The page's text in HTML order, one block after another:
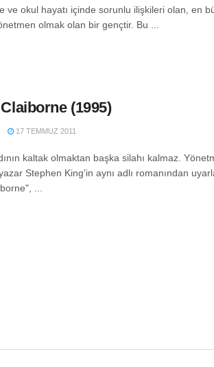
ve okul hayatı içinde sorunlu ilişkileri olan, en
olmak olan bir gençtir. Bu ...
(1995)
17 TEMMUZ 2011
kaltak olmaktan başka silahı kalmaz.
Stephen King'in aynı adlı romanından
...